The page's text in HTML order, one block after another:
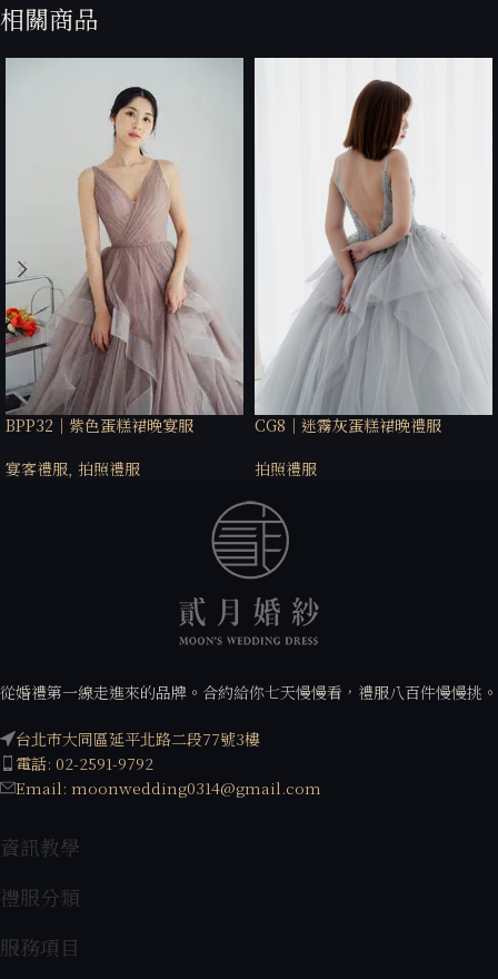
相關商品
BPP32｜紫色蛋糕裙晚宴服
宴客禮服, 拍照禮服
CG8｜迷霧灰蛋糕裙晚禮服
拍照禮服
從婚禮第一線走進來的品牌。合約給你七天慢慢看，禮服八百件慢慢挑。
台北市大同區延平北路二段77號3樓
電話: 02-2591-9792
Email: moonwedding0314@gmail.com
資訊教學
禮服分類
服務項目